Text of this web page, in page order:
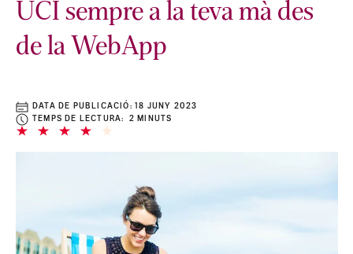
UCI sempre a la teva mà des
de la WebApp
DATA DE PUBLICACIÓ: 18 JUNY 2023
TEMPS DE LECTURA: 2 MINUTS